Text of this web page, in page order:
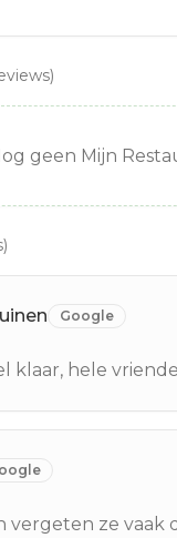
)
geen Mijn
)
Google
klaar, hele
ze vaak